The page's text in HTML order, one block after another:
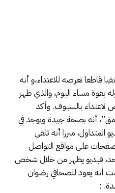
قاطعا تعرضه للاعتداء،و أنه
بقوة مساء اليوم، والذي ظهر
بالسيوف. وأكد
أنه بصحة جيدة ويوجد في
المتداول، مبرزا أنه تلقى
على مواقع التواصل
فيديو يظهر من خلال شخص
أنه يعود للصحافي رضوان
: